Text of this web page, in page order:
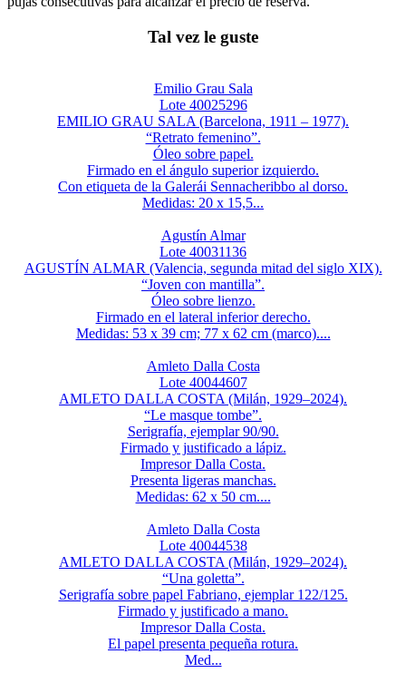
Tal vez le guste
Emilio Grau Sala
Lote 40025296
EMILIO GRAU SALA (Barcelona, 1911 – 1977).
“Retrato femenino”.
Óleo sobre papel.
Firmado en el ángulo superior izquierdo.
Con etiqueta de la Galerái Sennacheribbo al dorso.
Medidas: 20 x 15,5...
Agustín Almar
Lote 40031136
AGUSTÍN ALMAR (Valencia, segunda mitad del siglo XIX).
“Joven con mantilla”.
Óleo sobre lienzo.
Firmado en el lateral inferior derecho.
Medidas: 53 x 39 cm; 77 x 62 cm (marco)....
Amleto Dalla Costa
Lote 40044607
AMLETO DALLA COSTA (Milán, 1929–2024).
“Le masque tombe”.
Serigrafía, ejemplar 90/90.
Firmado y justificado a lápiz.
Impresor Dalla Costa.
Presenta ligeras manchas.
Medidas: 62 x 50 cm....
Amleto Dalla Costa
Lote 40044538
AMLETO DALLA COSTA (Milán, 1929–2024).
“Una goletta”.
Serigrafía sobre papel Fabriano, ejemplar 122/125.
Firmado y justificado a mano.
Impresor Dalla Costa.
El papel presenta pequeña rotura.
Med...